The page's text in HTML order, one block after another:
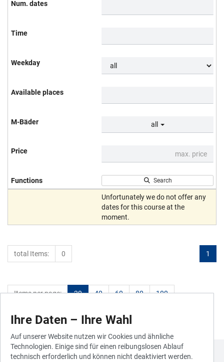
all
Search
Unfortunately we do not offer any
dates for this course at the
moment.
1
total Items: 0
Items per page: 20 40 60 80 100
Ihre Daten – Ihre Wahl
Auf unserer Website nutzen wir Cookies und ähnliche
Technologien. Einige sind für einen reibungslosen Ablauf
technisch erforderlich und können nicht deaktiviert werden.